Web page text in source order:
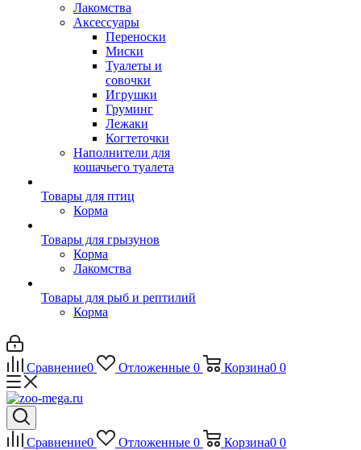
Лакомства
Аксессуары
Переноски
Миски
Туалеты и
совочки
Игрушки
Груминг
Лежаки
Когтеточки
Наполнители для
кошачьего туалета
Товары для птиц
Корма
Товары для грызунов
Корма
Лакомства
Товары для рыб и рептилий
Корма
Сравнение0 Отложенные 0 Корзина0 0
Сравнение0 Отложенные 0 Корзина0 0